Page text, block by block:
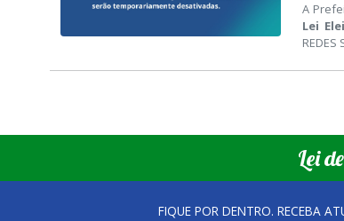
A
Lei
Lei
FIQUE POR DENTRO. RECEBA